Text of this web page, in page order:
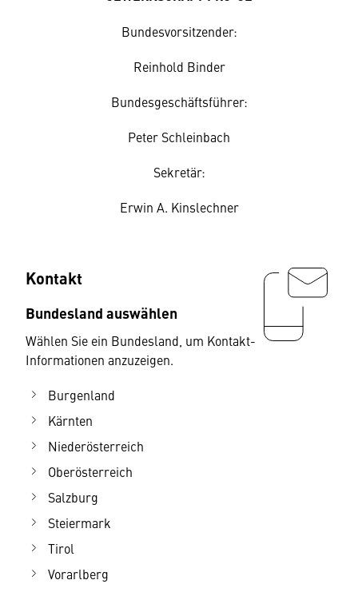
Bundesvorsitzender:
Reinhold Binder
Bundesgeschäftsführer:
Peter Schleinbach
Sekretär:
Erwin A. Kinslechner
Kontakt
Bundesland auswählen
Wählen Sie ein Bundesland, um Kontakt-
Informationen anzuzeigen.
Burgenland
Kärnten
Niederösterreich
Oberösterreich
Salzburg
Steiermark
Tirol
Vorarlberg